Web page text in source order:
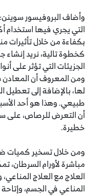
وأضاف البروفيسور
التي يجري فيها استخدام
بكفاءة من خلال تأثيرات
كخطوة تالية، نريد
الجزيئات التي تؤثر على
ومن المعروف أن المعادن
لها، بالإضافة إلى
طبيعي. وهذا هو أحد
أن التعرض للرصاص، على
خطيرة.
ومن خلال تسخير كميات
مباشرة لأورام السرطان،
العلاج مع العلاج
المناعي في الجسم، وإتاحة